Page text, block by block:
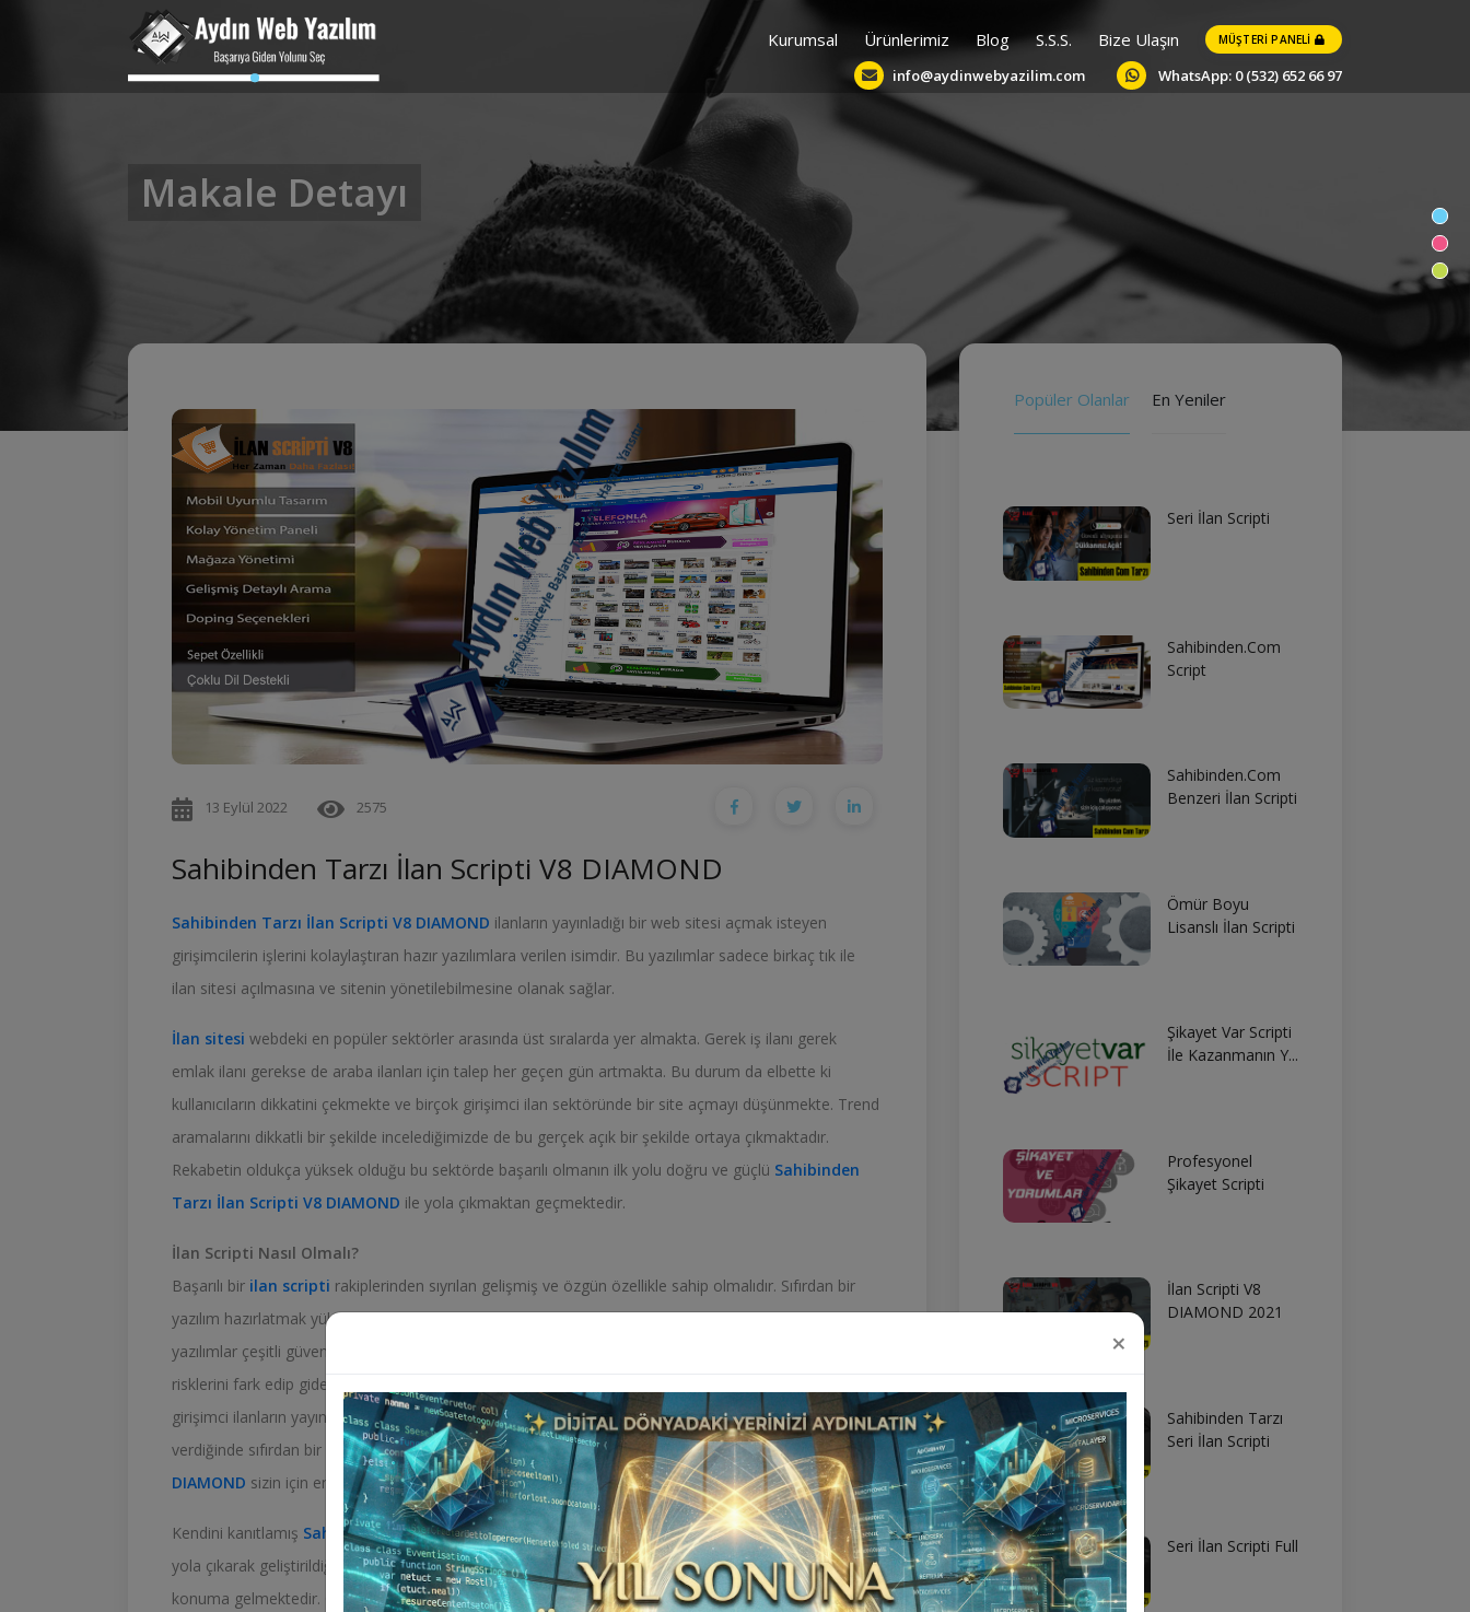
Kurumsal Ürünlerimiz Blog S.S.S. Bize Ulaşın MÜŞTERI PANELI
info@aydinwebyazilim.com WhatsApp: 0 (532) 652 66 97
Makale Detayı
13 Eylül 2022 2575
Sahibinden Tarzı İlan Scripti V8 DIAMOND
Sahibinden Tarzı İlan Scripti V8 DIAMOND ilanların yayınladığı bir web sitesi açmak isteyen
girişimcilerin işlerini kolaylaştıran hazır yazılımlara verilen isimdir. Bu yazılımlar sadece birkaç tık ile
ilan sitesi açılmasına ve sitenin yönetilebilmesine olanak sağlar.
İlan sitesi webdeki en popüler sektörler arasında üst sıralarda yer almakta. Gerek iş ilanı gerek
emlak ilanı gerekse de araba ilanları için talep her geçen gün artmakta. Bu durum da elbette ki
kullanıcıların dikkatini çekmekte ve birçok girişimci ilan sektöründe bir site açmayı düşünmekte. Trend
aramalarını dikkatli bir şekilde incelediğimizde de bu gerçek açık bir şekilde ortaya çıkmaktadır.
Rekabetin oldukça yüksek olduğu bu sektörde başarılı olmanın ilk yolu doğru ve güçlü Sahibinden
Tarzı İlan Scripti V8 DIAMOND ile yola çıkmaktan geçmektedir.
İlan Scripti Nasıl Olmalı?
Başarılı bir ilan scripti rakiplerinden sıyrılan gelişmiş ve özgün özellikle sahip olmalıdır. Sıfırdan bir
yazılım hazırlatmak yüksek bütçeler gerektirir. Maliyetin artmasının yanı sıra çoğu zaman özel
yazılımlar çeşitli güvenlik riskleriyle beraber gelmektedir. Kullanıcı sayısının az olması da bu güvenlik
risklerini fark edip gidermekte zaman kaybı yaşanmasına neden olabilmektedir. Dolayısıyla birçok
girişimci ilanların yayınlanacağı bir Sahibinden Tarzı İlan Scripti V8 DIAMONDaçmaya karar
verdiğinde sıfırdan bir yazılım yazdırmayı tercih etmeyiniz.Sahibinden Tarzı İlan Scripti V8
DIAMOND sizin için en uygun yazılımdır.
Kendini kanıtlamış Sahibinden Tarzı İlan Scripti V8 DIAMOND birçok kullanıcının deneyimlerinden
yola çıkarak geliştirildiği için taleplere daha hızlı yanıt vermekte ve güvenlik açısından da avantajlı
konuma gelmektedir. Gerek maliyeti düşürmek gerekse de daha kullanışlı bir yazılımla yola çıkmayı
Popüler Olanlar En Yeniler
Seri İlan Scripti
Sahibinden.Com
Script
Sahibinden.Com
Benzeri İlan Scripti
Ömür Boyu
Lisanslı İlan Scripti
Şikayet Var Scripti
İle Kazanmanın Y...
Profesyonel
Şikayet Scripti
İlan Scripti V8
DIAMOND 2021
Sahibinden Tarzı
Seri İlan Scripti
Seri İlan Scripti Full
×